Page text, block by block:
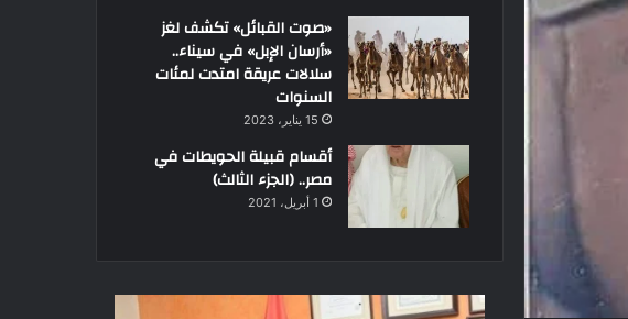
«صوت القبائل» تكشف لغز
«أرسان الإبل» في سيناء..
سلالات عريقة امتدت لمئات
السنوات
15 يناير، 2023
أقسام قبيلة الحويطات في
مصر.. (الجزء الثالث)
1 أبريل، 2021